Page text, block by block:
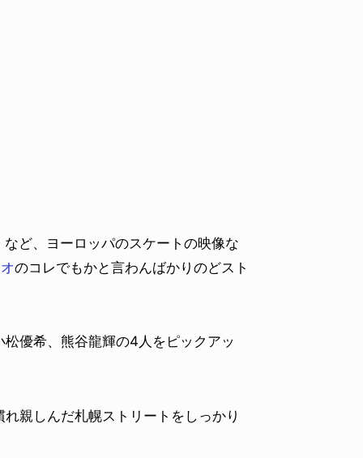
ど、ヨーロッパのスケートの映像な
のコレでもかと言わんばかりのどスト
優希、熊谷龍輝の4人をピックアッ
親しんだ札幌ストリートをしっかり